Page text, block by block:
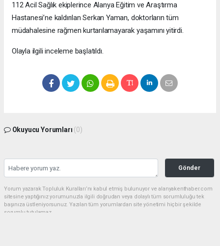
112 Acil Sağlık ekiplerince Alanya Eğitim ve Araştırma
Hastanesi’ne kaldırılan Serkan Yaman, doktorların tüm
müdahalesine rağmen kurtarılamayarak yaşamını yitirdi.
Olayla ilgili inceleme başlatıldı.
Okuyucu Yorumları (0)
Gönder
Yorum yazarak Topluluk Kuralları’nı kabul etmiş bulunuyor ve alanyakenthaber.com
sitesine yaptığınız yorumunuzla ilgili doğrudan veya dolaylı tüm sorumluluğu tek
başınıza üstleniyorsunuz. Yazılan tüm yorumlardan site yönetimi hiçbir şekilde
sorumlu tutulamaz.